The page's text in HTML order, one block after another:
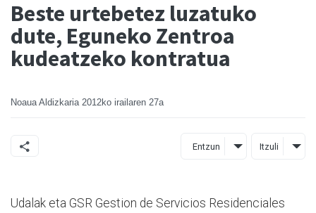
Beste urtebetez luzatuko
dute, Eguneko Zentroa
kudeatzeko kontratua
Noaua Aldizkaria 2012ko irailaren 27a
Entzun Itzuli
Udalak eta GSR Gestion de Servicios Residenciales